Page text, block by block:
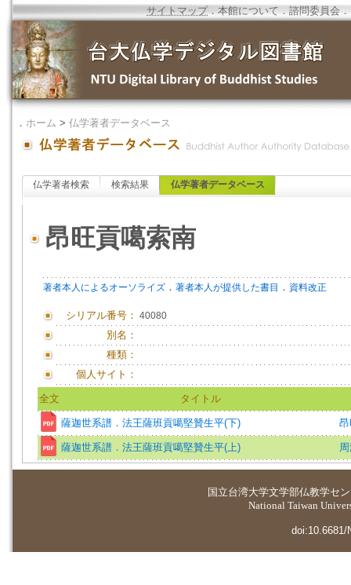
サイトマップ．本館について ．諮問委員会 ．
． ホーム > 仏学著者データベース
仏学著者検索 検索結果 仏学著者データベース
昂旺貢噶索南
著者本人によるオーソライズ ． 著者本人が提供した書目 ． 資料改正
シリアル番号： 40080
別名：
種類：
個人サイト：
全文 タイトル
薩迦世系譜．法王薩班貢噶堅贊生平(下)
薩迦世系譜．法王薩班貢噶堅贊生平(上)
国立台湾大学文学部仏教学セ
National Taiwan
doi:10.6681/